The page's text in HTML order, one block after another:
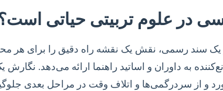
در علوم تربیتی حیاتی
یک سند رسمی، نقش یک نقشه راه دقیق را برای هر
به داوران و اساتید راهنما ارائه می‌دهد.
و از سردرگمی‌ها و اتلاف وقت در مراحل بعدی